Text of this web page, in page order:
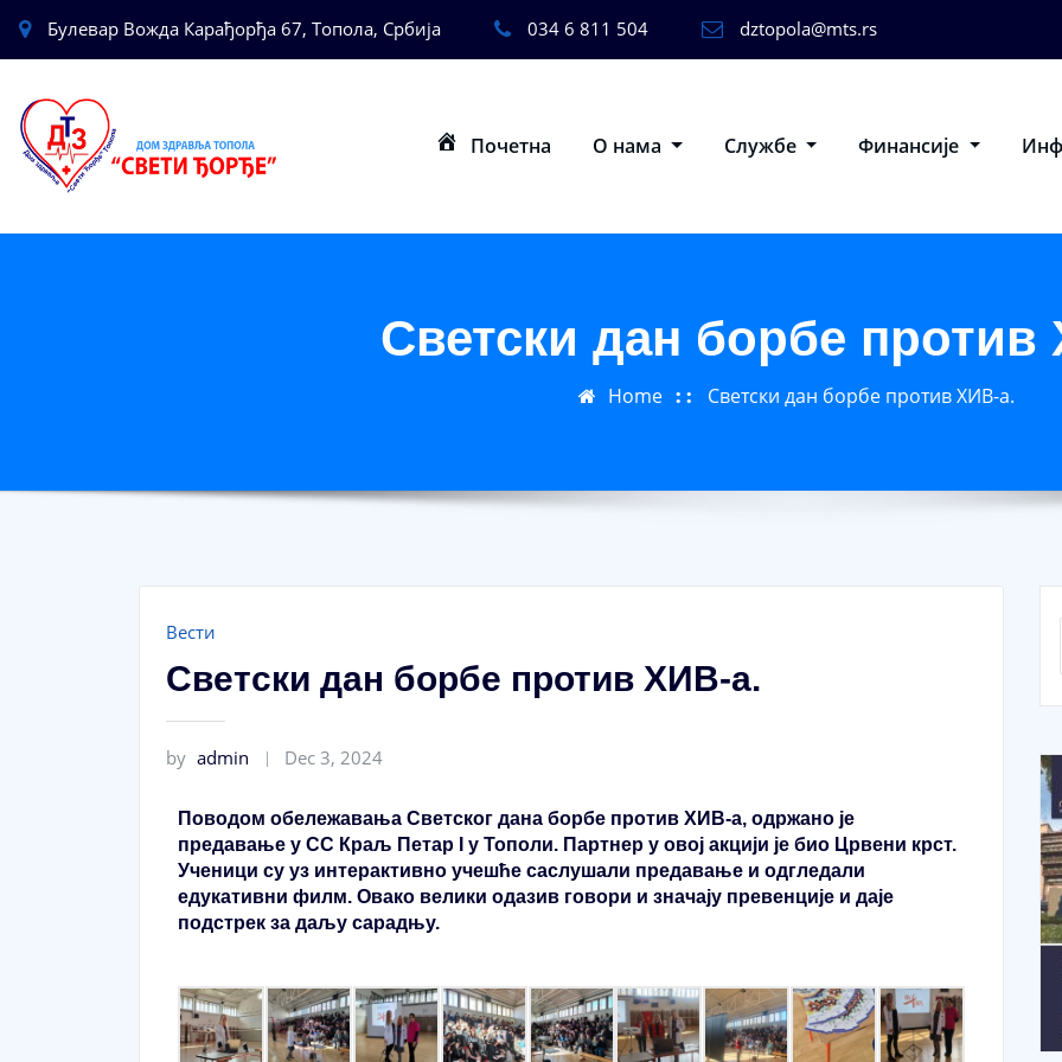
Булевар Вожда Карађорђа 67, Топола, Србија 034 6 811 504 dztopola@mts.rs
Почетна О нама Службе Финансије
Светски дан борбе против
Home Светски дан борбе против ХИВ-а.
Вести
Светски дан борбе против ХИВ-а.
by admin Dec 3, 2024
Поводом обележавања Светског дана борбе против ХИВ-а, одржано је
предавање у СС Краљ Петар I у Тополи. Партнер у овој акцији је био Црвени крст.
Ученици су уз интерактивно учешће саслушали предавање и одгледали
едукативни филм. Овако велики одазив говори и значају превенције и даје
подстрек за даљу сарадњу.